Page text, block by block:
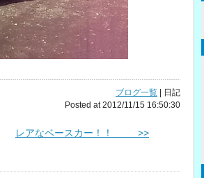
ブログ一覧 | 日記
Posted at 2012/11/15 16:50:30
レアなベースカー！！ >>